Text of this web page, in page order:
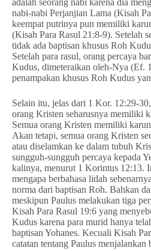
adalah seorang nabi karena dia
nabi-nabi Perjanjian Lama (Kisah
keempat putrinya pun memiliki
(Kisah Para Rasul 21:8-9). Setelah
tidak ada baptisan khusus Roh
Setelah para rasul, orang percaya
Kudus, dimeteraikan oleh-Nya (Ef.
penampakan khusus Roh Kudus
Selain itu, jelas dari 1 Kor. 12:29-
orang Kristen seharusnya memiliki
Semua orang Kristen memiliki
Akan tetapi, semua orang Kristen
atau diselamkan ke dalam tubuh
sungguh-sungguh percaya kepada
kalinya, menurut 1 Korintus 12:13.
mengapa berbahasa lidah
norma dari baptisan Roh. Bahkan
meskipun Paulus melakukan tiga
Kisah Para Rasul 19:6 yang
Kudus karena para murid hanya
baptisan Yohanes. Kecuali Kisah
catatan tentang Paulus menjalankan